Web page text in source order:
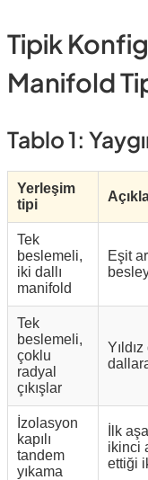
Tipik
Manifold
Tablo 1:
Yerleşim
tipi
Tek
beslemeli,
iki dallı
manifold
Eşit
Tek
beslemeli,
çoklu
radyal
çıkışlar
İzolasyon
kapılı
tandem
yıkama
İlk
ikinci
ettiği